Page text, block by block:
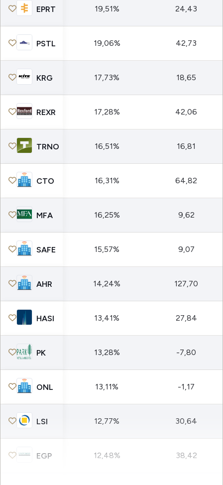
EPRT 19,51% 24,43
PSTL 19,06% 42,73
KRG 17,73% 18,65
REXR 17,28% 42,06
TRNO 16,51% 16,81
CTO 16,31% 64,82
MFA 16,25% 9,62
SAFE 15,57% 9,07
AHR 14,24% 127,70
HASI 13,41% 27,84
PK 13,28% -7,80
ONL 13,11% -1,17
LSI 12,77% 30,64
EGP 12,48% 38,42